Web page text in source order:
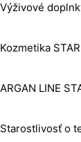
Výživové
Kozmetika
ARGAN LINE
Starostlivosť o